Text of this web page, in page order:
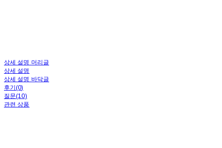
상세 설명 머리글
상세 설명
상세 설명 바닥글
후기(0)
질문(10)
관련 상품